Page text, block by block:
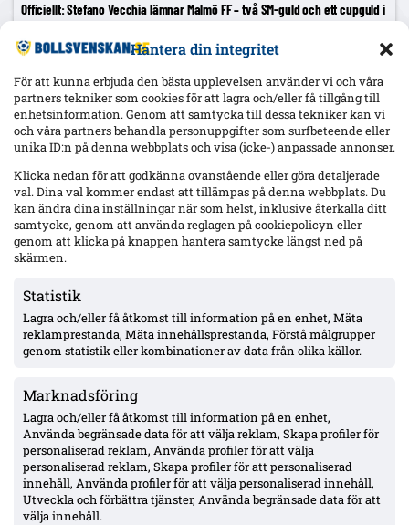
Hantera din integritet
För att kunna erbjuda den bästa upplevelsen använder vi och våra
partners tekniker som cookies för att lagra och/eller få tillgång till
enhetsinformation. Genom att samtycka till dessa tekniker kan vi
och våra partners behandla personuppgifter som surfbeteende eller
unika ID:n på denna webbplats och visa (icke-) anpassade annonser.
Klicka nedan för att godkänna ovanstående eller göra detaljerade
val. Dina val kommer endast att tillämpas på denna webbplats. Du
kan ändra dina inställningar när som helst, inklusive återkalla ditt
samtycke, genom att använda reglagen på cookiepolicyn eller
genom att klicka på knappen hantera samtycke längst ned på
skärmen.
Statistik
Lagra och/eller få åtkomst till information på en enhet, Mäta
reklamprestanda, Mäta innehållsprestanda, Förstå målgrupper
genom statistik eller kombinationer av data från olika källor.
Marknadsföring
Lagra och/eller få åtkomst till information på en enhet,
Använda begränsade data för att välja reklam, Skapa profiler för
personaliserad reklam, Använda profiler för att välja
personaliserad reklam, Skapa profiler för att personaliserad
innehåll, Använda profiler för att välja personaliserad innehåll,
Utveckla och förbättra tjänster, Använda begränsade data för att
välja innehåll.
Officiellt: Stefano Vecchia lämnar Malmö FF – två SM-guld och ett cupguld i
Malmö FF bekräftar att Stefano Vecchia lämnar klubben. Sportchefen
pekar på brist på speltid och föryngringsprocessen som skäl. Vecchia
var bärande i guldåret 2023 och lämnar med två SM-titlar och ett
cupguld.
Uppgifter: MFF planerar att sälja Erik Botheim – Garcia etta, affär väntas
före fönsterstängning
efter junivärvningen.